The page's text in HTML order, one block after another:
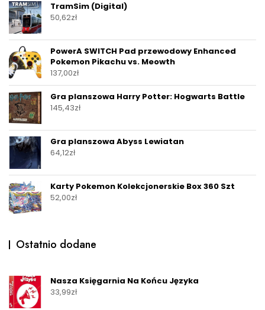
TramSim (Digital)
50,62zł
PowerA SWITCH Pad przewodowy Enhanced
Pokemon Pikachu vs. Meowth
137,00zł
Gra planszowa Harry Potter: Hogwarts Battle
145,43zł
Gra planszowa Abyss Lewiatan
64,12zł
Karty Pokemon Kolekcjonerskie Box 360 Szt
52,00zł
Ostatnio dodane
Nasza Księgarnia Na Końcu Języka
33,99zł